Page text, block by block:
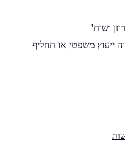
ייעוץ משפטי או תחליף